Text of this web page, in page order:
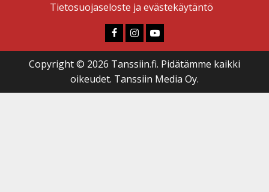
Tietosuojaseloste ja evästekäytäntö
Faceboook
Instagram
Youtube
Copyright © 2026 Tanssiin.fi. Pidätämme kaikki
oikeudet. Tanssiin Media Oy.